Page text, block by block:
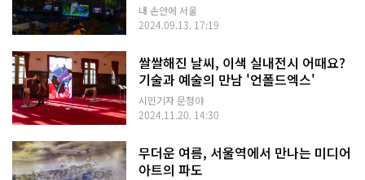
내 손안에 서울
2024.09.13. 17:19
쌀쌀해진 날씨, 이색 실내전시 어때요?
기술과 예술의 만남 '언폴드엑스'
시민기자 문청야
2024.11.20. 14:30
무더운 여름, 서울역에서 만나는 미디어
아트의 파도